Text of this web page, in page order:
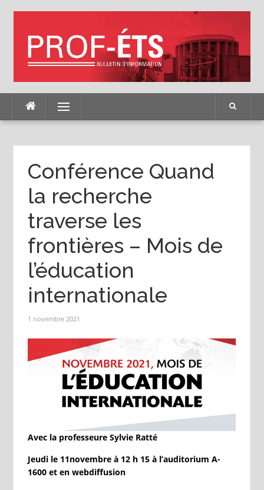
Menu
Conférence Quand
la recherche
traverse les
frontières – Mois de
l’éducation
internationale
1 novembre 2021
Avec la professeure Sylvie Ratté
Jeudi le 11novembre à 12 h 15 à l’auditorium A-
1600 et en webdiffusion